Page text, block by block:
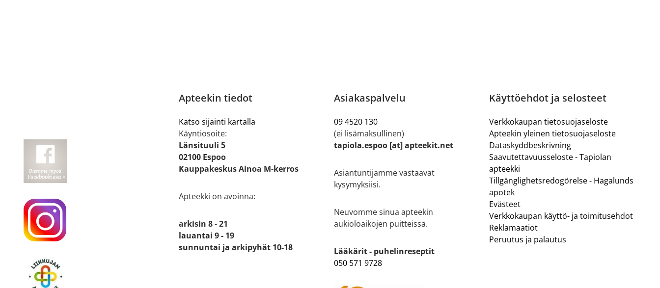
Apteekin tiedot
Katso sijainti kartalla
Käyntiosoite:
Länsituuli 5
02100 Espoo
Kauppakeskus Ainoa M-kerros
Apteekki on avoinna:
arkisin 8 - 21
lauantai 9 - 19
sunnuntai ja arkipyhät 10-18
Asiakaspalvelu
09 4520 130
(ei lisämaksullinen)
tapiola.espoo [at] apteekit.net
Asiantuntijamme vastaavat
kysymyksiisi.
Neuvomme sinua apteekin
aukioloaikojen puitteissa.
Lääkärit - puhelinreseptit
050 571 9728
Käyttöehdot ja selosteet
Verkkokaupan tietosuojaseloste
Apteekin yleinen tietosuojaseloste
Dataskyddbeskrivning
Saavutettavuusseloste - Tapiolan
apteekki
Tillgänglighetsredogörelse - Hagalunds
apotek
Evästeet
Verkkokaupan käyttö- ja toimitusehdot
Reklamaatiot
Peruutus ja palautus